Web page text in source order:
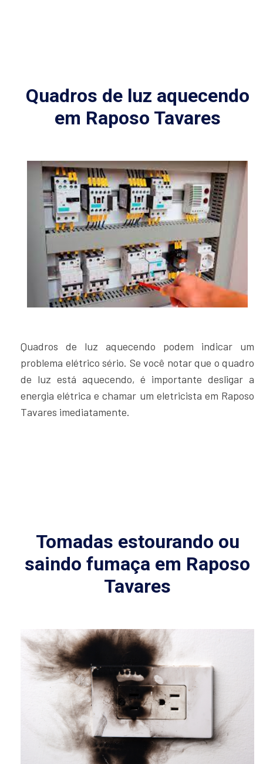
Quadros de luz aquecendo
em Raposo Tavares
Quadros de luz aquecendo podem indicar um
problema elétrico sério. Se você notar que o quadro
de luz está aquecendo, é importante desligar a
energia elétrica e chamar um eletricista em Raposo
Tavares imediatamente.
Tomadas estourando ou
saindo fumaça em Raposo
Tavares